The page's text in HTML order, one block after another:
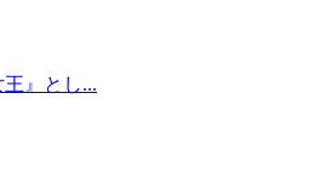
』とし...